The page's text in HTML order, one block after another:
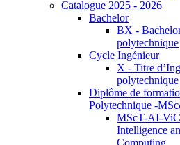
Catalogue 2025 - 2026
Bachelor
BX -
polytechnique
Cycle Ingénieur
X - Titre
polytechnique
Diplôme de
Polytechnique -
MScT-AI-
Intelligence
Computing